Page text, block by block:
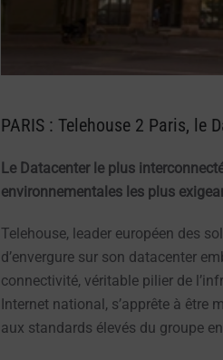
PARIS : Telehouse 2 Paris, le
Le Datacenter le plus
environnementales les plus
Telehouse, leader européen des
d’envergure sur son datacenter
connectivité, véritable pilier de
Internet national, s’apprête à être
aux standards élevés du groupe